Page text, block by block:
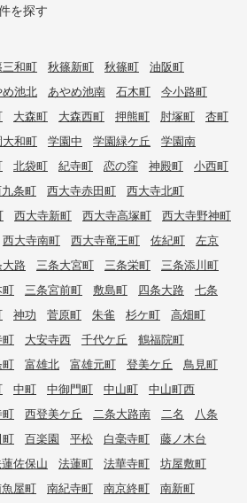
を探す
和町 秋篠新町 秋篠町
油阪町
め池北 あやめ池南 石木町
今小路町
大森町 大森西町 押熊町 肘塚町
杏町
和町 学園中 学園緑ケ丘
学園南
北袋町 紀寺町 恋の窪 神殿町
小西町
条町 西大寺赤田町
西大寺北町
西大寺新町 西大寺高塚町
西大寺野神町
西大寺南町 西大寺竜王町 佐紀町
左京
大路 三条大宮町 三条栄町
三条添川町
町 三条宮前町 敷島町 四条大路
七条
神功 菅原町 朱雀 杉ケ町
高畑町
町 大安寺西 千代ケ丘
鶴福院町
町 富雄北 富雄元町 登美ケ丘
鳥見町
中町 中御門町 中山町
中山町西
町 西登美ケ丘 二条大路南 二名
八条
町 百楽園 平松 白毫寺町
藤ノ木台
佐保山 法蓮町 法華寺町
坊屋敷町
屋町 南紀寺町 南京終町
南新町